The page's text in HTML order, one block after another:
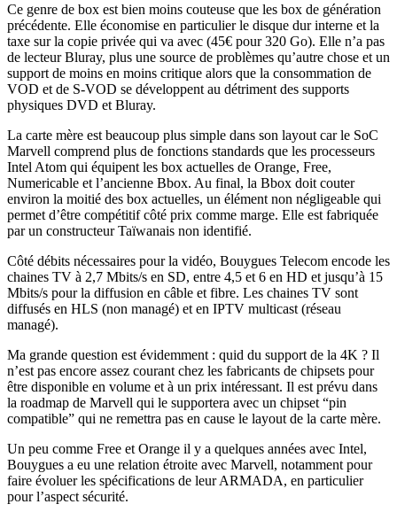
Ce genre de box est bien moins couteuse que les box de génération
précédente. Elle économise en particulier le disque dur interne et la
taxe sur la copie privée qui va avec (45€ pour 320 Go). Elle n’a pas
de lecteur Bluray, plus une source de problèmes qu’autre chose et un
support de moins en moins critique alors que la consommation de
VOD et de S-VOD se développent au détriment des supports
physiques DVD et Bluray.
La carte mère est beaucoup plus simple dans son layout car le SoC
Marvell comprend plus de fonctions standards que les processeurs
Intel Atom qui équipent les box actuelles de Orange, Free,
Numericable et l’ancienne Bbox. Au final, la Bbox doit couter
environ la moitié des box actuelles, un élément non négligeable qui
permet d’être compétitif côté prix comme marge. Elle est fabriquée
par un constructeur Taïwanais non identifié.
Côté débits nécessaires pour la vidéo, Bouygues Telecom encode les
chaines TV à 2,7 Mbits/s en SD, entre 4,5 et 6 en HD et jusqu’à 15
Mbits/s pour la diffusion en câble et fibre. Les chaines TV sont
diffusés en HLS (non managé) et en IPTV multicast (réseau
managé).
Ma grande question est évidemment : quid du support de la 4K ? Il
n’est pas encore assez courant chez les fabricants de chipsets pour
être disponible en volume et à un prix intéressant. Il est prévu dans
la roadmap de Marvell qui le supportera avec un chipset “pin
compatible” qui ne remettra pas en cause le layout de la carte mère.
Un peu comme Free et Orange il y a quelques années avec Intel,
Bouygues a eu une relation étroite avec Marvell, notamment pour
faire évoluer les spécifications de leur ARMADA, en particulier
pour l’aspect sécurité.